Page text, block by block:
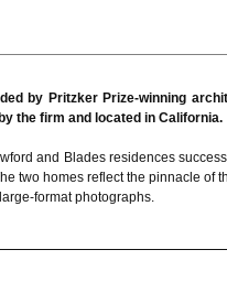
by Pritzker Prize-winning
the firm and located in California.
and Blades residences
two homes reflect the pinnacle of
format photographs.